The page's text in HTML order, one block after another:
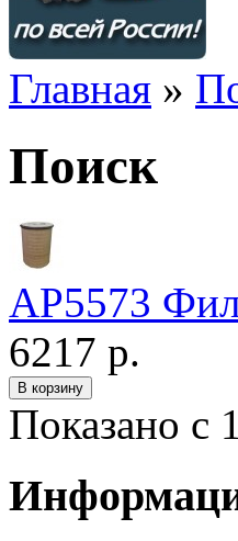
Главная »
Поиск
AP5573
6217 р.
Показано с